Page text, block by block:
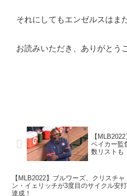
それにしてもエンゼルスはま
お読みいただき、ありがとう
【
ベイカー監
数リストも
【MLB2022】ブルワーズ、クリスチャ
ン・イェリッチが3度目のサイクル安
達成！